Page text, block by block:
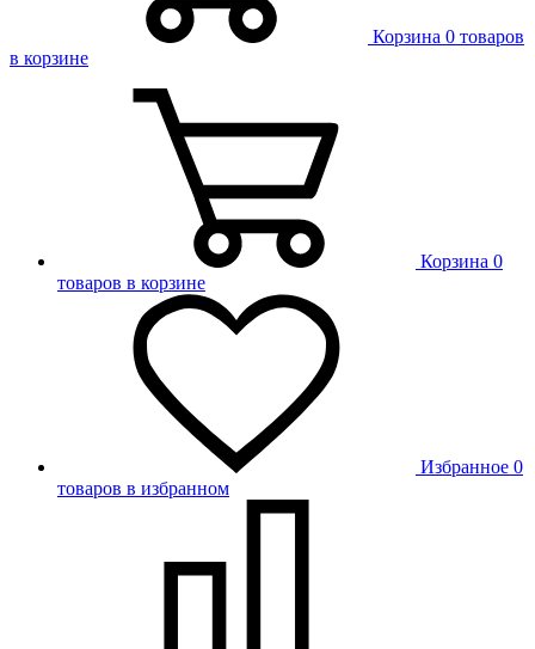
Корзина 0 товаров
в корзине
Корзина 0
товаров в корзине
Избранное 0
товаров в избранном